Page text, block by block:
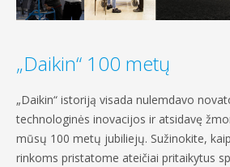
„Daikin“ 100 metų
„Daikin“ istoriją visada nulemdavo
technologinės inovacijos ir atsidavę
mūsų 100 metų jubiliejų. Sužinokite,
rinkoms pristatome ateičiai pritaikytus